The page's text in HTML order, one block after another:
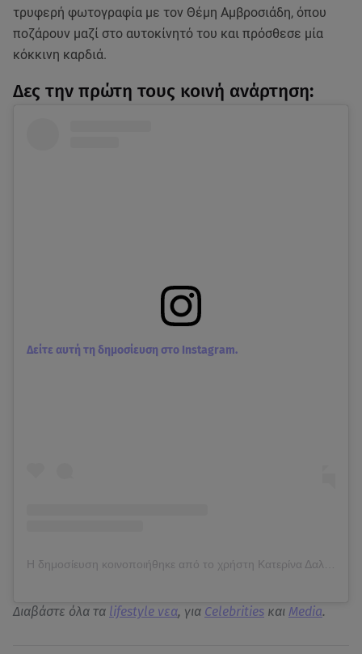
τρυφερή φωτογραφία με τον Θέμη Αμβροσιάδη, όπου
ποζάρουν μαζί στο αυτοκίνητό του και πρόσθεσε μία
κόκκινη καρδιά.
Δες την πρώτη τους κοινή ανάρτηση:
Δείτε αυτή τη δημοσίευση στο Instagram.
Διαβάστε όλα τα lifestyle νεα, για Celebrities και Media.